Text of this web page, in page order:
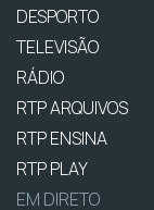
DESPORTO
TELEVISÃO
RÁDIO
RTP ARQUIVOS
RTP ENSINA
RTP PLAY
EM DIRETO